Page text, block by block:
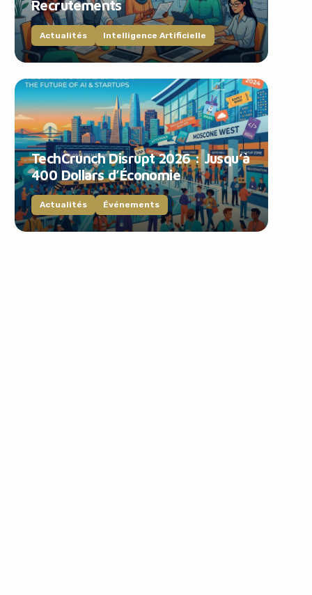
Recrutements
Actualités Intelligence Artificielle
TechCrunch Disrupt 2026 : Jusqu’à
400 Dollars d’Économie
Actualités Événements